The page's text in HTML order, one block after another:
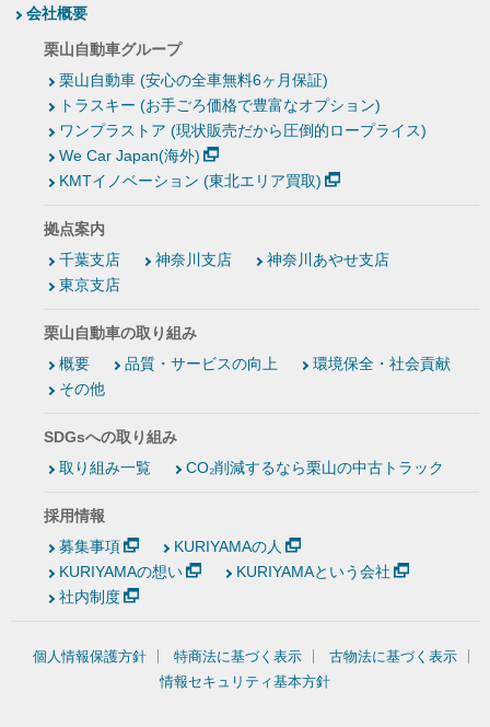
会社概要
栗山自動車グループ
栗山自動車 (安心の全車無料6ヶ月保証)
トラスキー (お手ごろ価格で豊富なオプション)
ワンプラストア (現状販売だから圧倒的ロープライス)
We Car Japan(海外)
KMTイノベーション (東北エリア買取)
拠点案内
千葉支店
神奈川支店
神奈川あやせ支店
東京支店
栗山自動車の取り組み
概要
品質・サービスの向上
環境保全・社会貢献
その他
SDGsへの取り組み
取り組み一覧
CO₂削減するなら栗山の中古トラック
採用情報
募集事項
KURIYAMAの人
KURIYAMAの想い
KURIYAMAという会社
社内制度
個人情報保護方針 特商法に基づく表示
古物法に基づく表示
情報セキュリティ基本方針